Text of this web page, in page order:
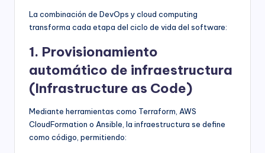
La combinación de DevOps y cloud computing
transforma cada etapa del ciclo de vida del software:
1. Provisionamiento
automático de infraestructura
(Infrastructure as Code)
Mediante herramientas como Terraform, AWS
CloudFormation o Ansible, la infraestructura se define
como código, permitiendo: